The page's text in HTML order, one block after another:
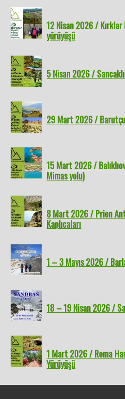
12 Nisan 2026 / Kırklar
yürüyüşü
5 Nisan 2026 /
29 Mart 2026 /
15 Mart 2026 /
Mimas yolu)
8 Mart 2026 / Prien
Kaplıcaları
1 – 3 Mayıs 2026 /
18 – 19 Nisan 2026 /
1 Mart 2026 / Roma
Yürüyüşü